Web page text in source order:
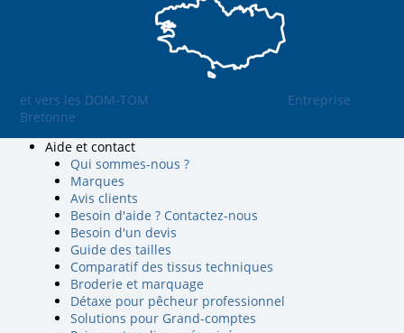
et vers les DOM-TOM
Entreprise
Bretonne
Aide et contact
Qui sommes-nous ?
Marques
Avis clients
Besoin d'aide ? Contactez-nous
Besoin d'un devis
Guide des tailles
Comparatif des tissus techniques
Broderie et marquage
Détaxe pour pêcheur professionnel
Solutions pour Grand-comptes